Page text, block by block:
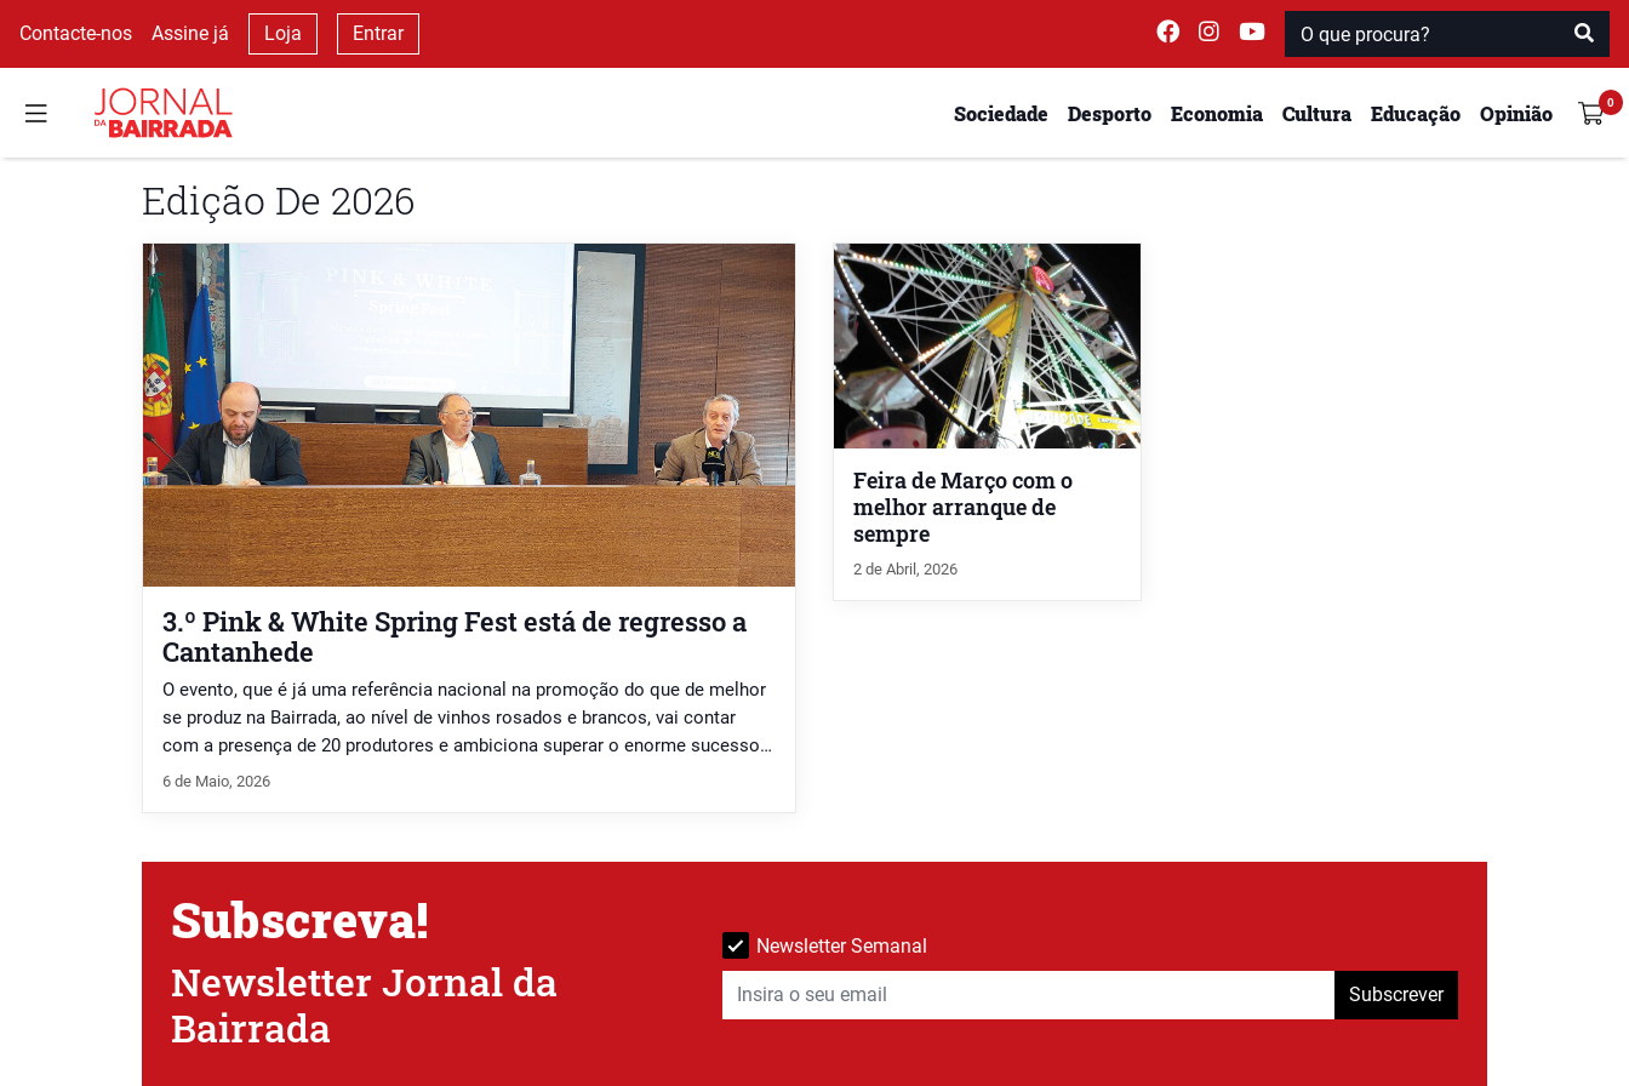
Contacte-nos Assine já Loja Entrar
Sociedade Desporto Economia Cultura Educação Opinião
Edição De 2026
3.º Pink & White Spring Fest está de regresso a
Cantanhede
O evento, que é já uma referência nacional na promoção do que de melhor
se produz na Bairrada, ao nível de vinhos rosados e brancos, vai contar
com a presença de 20 produtores e ambiciona superar o enorme sucesso
alcançado na edição do ano passado.
6 de Maio, 2026
Feira de Março com o
melhor arranque de
sempre
2 de Abril, 2026
Subscreva!
Newsletter Jornal da
Bairrada
Newsletter Semanal
Subscrever